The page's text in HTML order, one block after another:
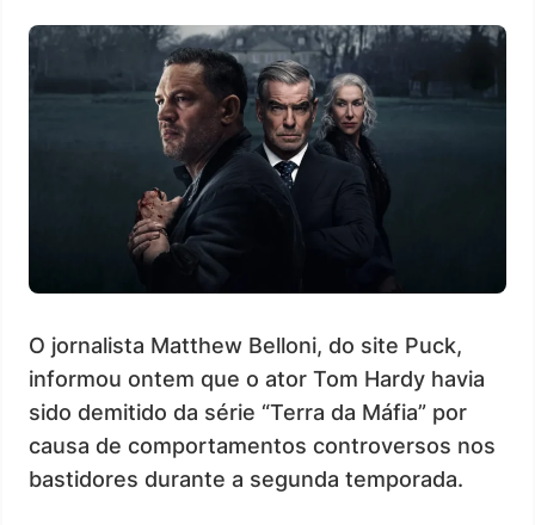
O jornalista Matthew Belloni, do site Puck,
informou ontem que o ator Tom Hardy havia
sido demitido da série “Terra da Máfia” por
causa de comportamentos controversos nos
bastidores durante a segunda temporada.